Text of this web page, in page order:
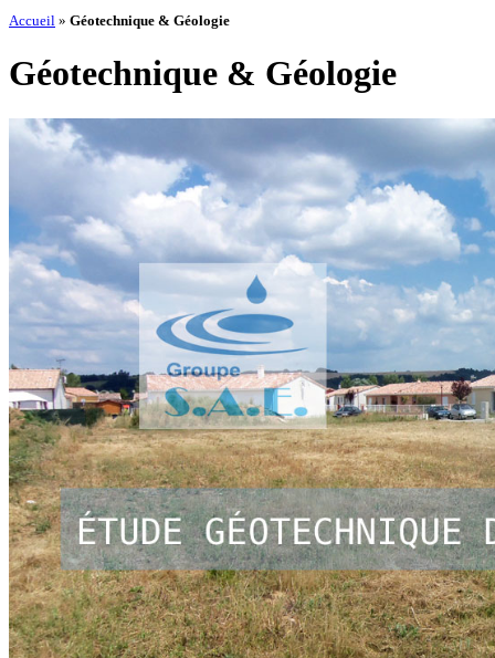
Accueil » Géotechnique & Géologie
Géotechnique & Géologie